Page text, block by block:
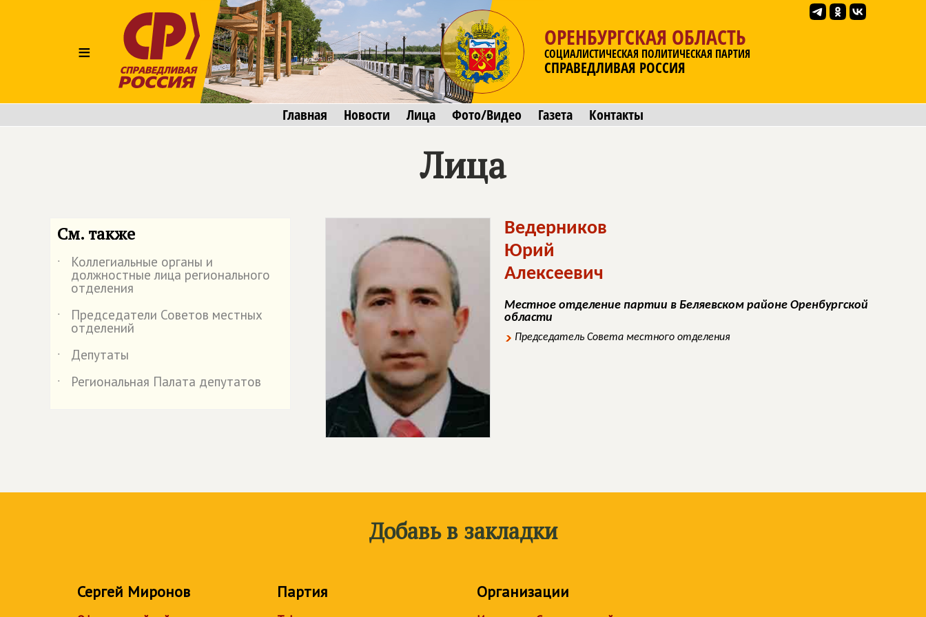
≡
ОРЕНБУРГСКАЯ ОБЛАСТЬ
СОЦИАЛИСТИЧЕСКАЯ ПОЛИТИЧЕСКАЯ ПАРТИЯ
СПРАВЕДЛИВАЯ РОССИЯ
Главная Новости Лица Фото/Видео Газета Контакты
Лица
См. также
˙ Коллегиальные органы и
должностные лица регионального
отделения
˙
Председатели Советов местных
отделений
˙
Депутаты
˙
Региональная Палата депутатов
Ведерников
Юрий
Алексеевич
Местное отделение партии в Беляевском районе Оренбургской
области
Председатель Совета местного отделения
Добавь в закладки
Сергей Миронов Партия Организации